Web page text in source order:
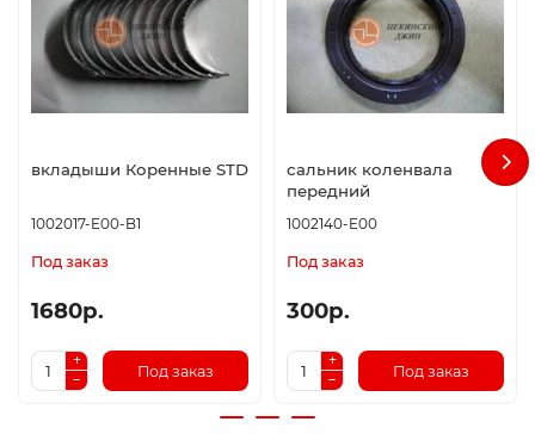
вкладыши Коренные STD
1002017-E00-B1
Под заказ
1680р.
Под заказ
сальник коленвала
передний
1002140-E00
Под заказ
300р.
Под заказ